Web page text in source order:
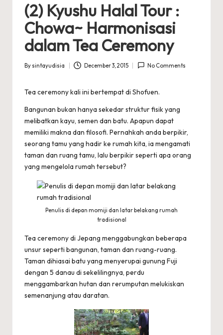
(2) Kyushu Halal Tour :
Chowa~ Harmonisasi
dalam Tea Ceremony
Posted
By sintayudisia December 3, 2015 No Comments
Tea ceremony kali ini bertempat di Shofuen.
Bangunan bukan hanya sekedar struktur fisik yang
melibatkan kayu, semen dan batu. Apapun dapat
memiliki makna dan filosofi. Pernahkah anda berpikir,
seorang tamu yang hadir ke rumah kita, ia mengamati
taman dan ruang tamu, lalu berpikir seperti apa orang
yang mengelola rumah tersebut?
Penulis di depan momiji dan latar belakang rumah
tradisional
Tea ceremony di Jepang menggabungkan beberapa
unsur seperti bangunan, taman dan ruang-ruang.
Taman dihiasai batu yang menyerupai gunung Fuji
dengan 5 danau di sekelilingnya, perdu
menggambarkan hutan dan rerumputan melukiskan
semenanjung atau daratan.